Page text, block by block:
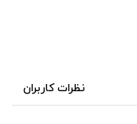
نظرات کاربران